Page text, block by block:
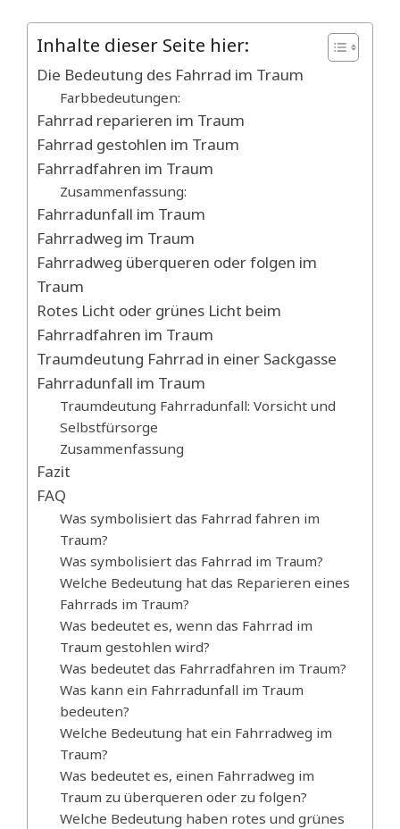
Inhalte dieser Seite hier:
Die Bedeutung des Fahrrad im Traum
Farbbedeutungen:
Fahrrad reparieren im Traum
Fahrrad gestohlen im Traum
Fahrradfahren im Traum
Zusammenfassung:
Fahrradunfall im Traum
Fahrradweg im Traum
Fahrradweg überqueren oder folgen im
Traum
Rotes Licht oder grünes Licht beim
Fahrradfahren im Traum
Traumdeutung Fahrrad in einer Sackgasse
Fahrradunfall im Traum
Traumdeutung Fahrradunfall: Vorsicht und
Selbstfürsorge
Zusammenfassung
Fazit
FAQ
Was symbolisiert das Fahrrad fahren im
Traum?
Was symbolisiert das Fahrrad im Traum?
Welche Bedeutung hat das Reparieren eines
Fahrrads im Traum?
Was bedeutet es, wenn das Fahrrad im
Traum gestohlen wird?
Was bedeutet das Fahrradfahren im Traum?
Was kann ein Fahrradunfall im Traum
bedeuten?
Welche Bedeutung hat ein Fahrradweg im
Traum?
Was bedeutet es, einen Fahrradweg im
Traum zu überqueren oder zu folgen?
Welche Bedeutung haben rotes und grünes